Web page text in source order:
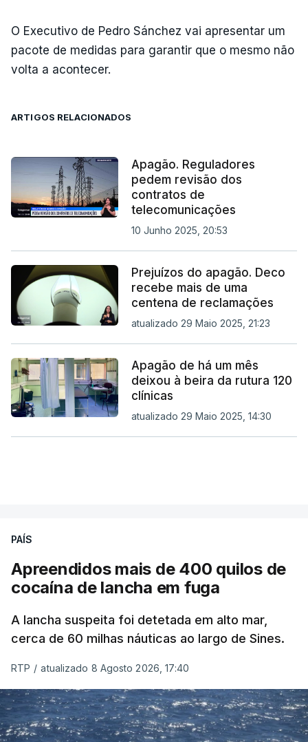
O Executivo de Pedro Sánchez vai apresentar um
pacote de medidas para garantir que o mesmo não
volta a acontecer.
ARTIGOS RELACIONADOS
Apagão. Reguladores
pedem revisão dos
contratos de
telecomunicações
10 Junho 2025, 20:53
Prejuízos do apagão. Deco
recebe mais de uma
centena de reclamações
atualizado 29 Maio 2025, 21:23
Apagão de há um mês
deixou à beira da rutura 120
clínicas
atualizado 29 Maio 2025, 14:30
PAÍS
Apreendidos mais de 400 quilos de
cocaína de lancha em fuga
A lancha suspeita foi detetada em alto mar,
cerca de 60 milhas náuticas ao largo de Sines.
RTP / atualizado 8 Agosto 2026, 17:40